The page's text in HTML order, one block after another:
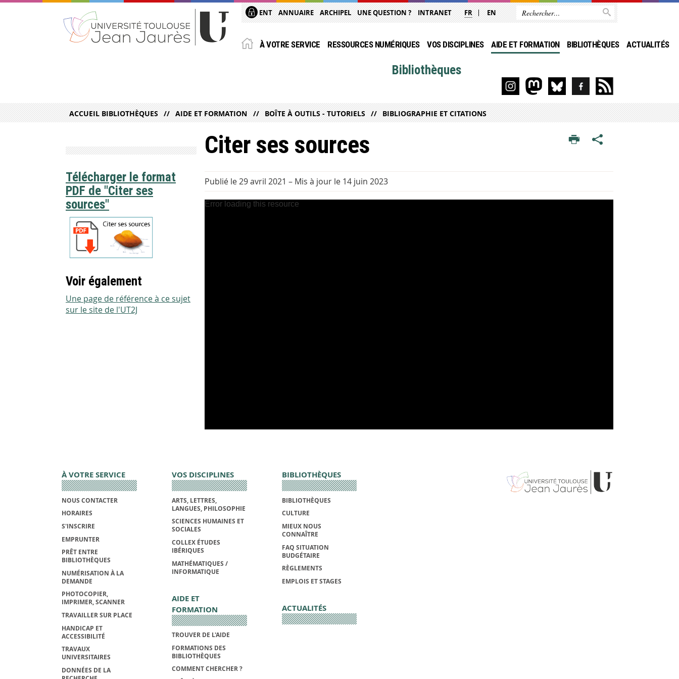
ENT ANNUAIRE ARCHIPEL UNE QUESTION ? INTRANET FR EN
À VOTRE SERVICE RESSOURCES NUMÉRIQUES VOS DISCIPLINES AIDE ET FORMATION BIBLIOTHÈQUES ACTUALITÉS
Bibliothèques
ACCUEIL BIBLIOTHÈQUES AIDE ET FORMATION BOÎTE À OUTILS - TUTORIELS BIBLIOGRAPHIE ET CITATIONS
Citer ses sources
Publié le 29 avril 2021 – Mis à jour le 14 juin 2023
Error loading this resource
Télécharger le format
PDF de "Citer ses
sources"
Voir également
Une page de référence à ce sujet
sur le site de l'UT2J
À VOTRE SERVICE
NOUS CONTACTER
HORAIRES
S'INSCRIRE
EMPRUNTER
PRÊT ENTRE
BIBLIOTHÈQUES
NUMÉRISATION À LA
DEMANDE
PHOTOCOPIER,
IMPRIMER, SCANNER
TRAVAILLER SUR PLACE
HANDICAP ET
ACCESSIBILITÉ
TRAVAUX
UNIVERSITAIRES
DONNÉES DE LA
VOS DISCIPLINES
ARTS, LETTRES,
LANGUES, PHILOSOPHIE
SCIENCES HUMAINES ET
SOCIALES
COLLEX ÉTUDES
IBÉRIQUES
MATHÉMATIQUES /
INFORMATIQUE
AIDE ET
FORMATION
TROUVER DE L'AIDE
FORMATIONS DES
BIBLIOTHÈQUES
COMMENT CHERCHER ?
BIBLIOTHÈQUES
BIBLIOTHÈQUES
CULTURE
MIEUX NOUS
CONNAÎTRE
FAQ SITUATION
BUDGÉTAIRE
RÈGLEMENTS
EMPLOIS ET STAGES
ACTUALITÉS